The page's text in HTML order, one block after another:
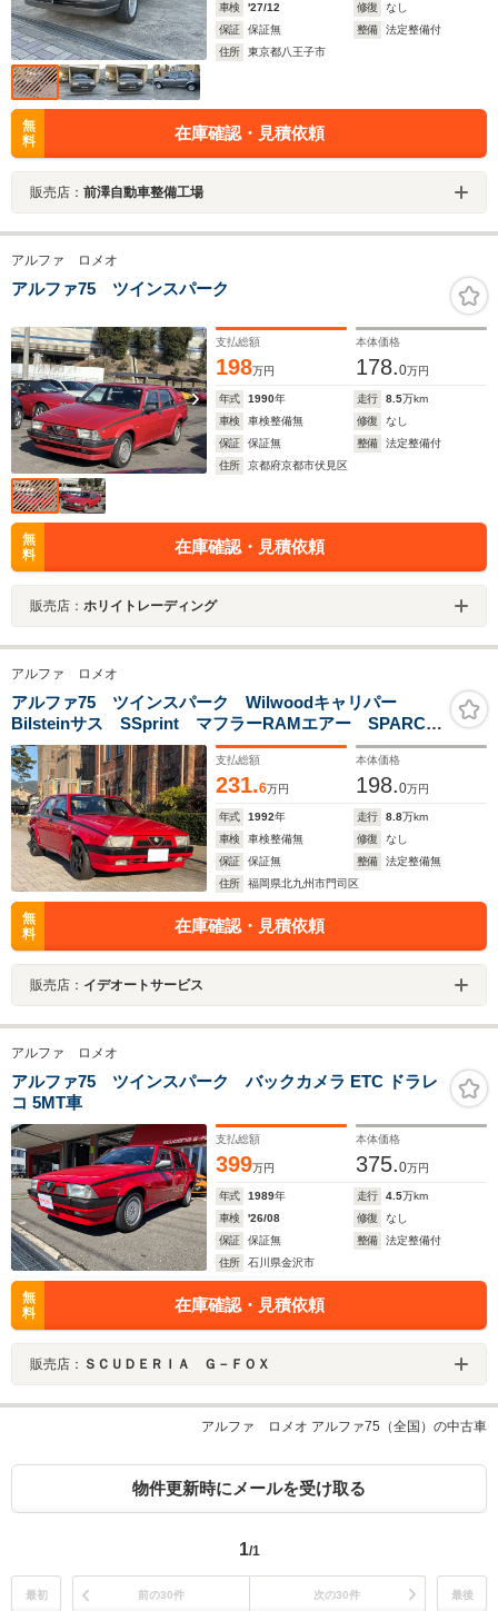
車検
'27/12 修復
なし
保証
保証無 整備
法定整備付
住所
東京都八王子市
無
料
在庫確認・見積依頼
販売店： 前澤自動車整備工場
アルファ ロメオ
アルファ75 ツインスパーク
支払総額
198万円
本体価格
178.0万円
年式 1990年 走行 8.5万km
車検
車検整備無 修復
なし
保証
保証無 整備
法定整備付
住所
京都府京都市伏見区
無
料
在庫確認・見積依頼
販売店： ホリイトレーディング
アルファ ロメオ
アルファ75 ツインスパーク Wilwoodキャリパー
Bilsteinサス SSprint マフラーRAMエアー SPARCO
シート
支払総額
231.6万円
本体価格
198.0万円
年式 1992年 走行 8.8万km
車検
車検整備無 修復
なし
保証
保証無 整備
法定整備無
住所
福岡県北九州市門司区
無
料
在庫確認・見積依頼
販売店： イデオートサービス
アルファ ロメオ
アルファ75 ツインスパーク バックカメラ ETC ドラレ
コ 5MT車
支払総額
399万円
本体価格
375.0万円
年式 1989年 走行 4.5万km
車検
'26/08 修復
なし
保証
保証無 整備
法定整備付
住所
石川県金沢市
無
料
在庫確認・見積依頼
販売店： ＳＣＵＤＥＲＩＡ Ｇ－ＦＯＸ
アルファ ロメオ アルファ75（全国）の中古車
物件更新時にメールを受け取る
1/1
最初 前の30件 次の30件 最後